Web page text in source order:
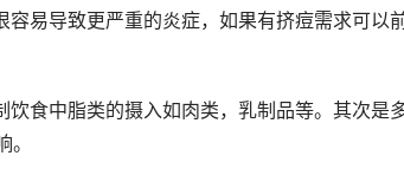
易导致更严重的炎症，如果有挤痘需求可以
食中脂类的摄入如肉类，乳制品等。其次是